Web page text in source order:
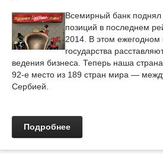
Всемирный банк
позиций в последнем
2014. В этом ежегодном
государства
ведения бизнеса. Теперь наша
92-е место из 189 стран мира —
Сербией.
Подробнее